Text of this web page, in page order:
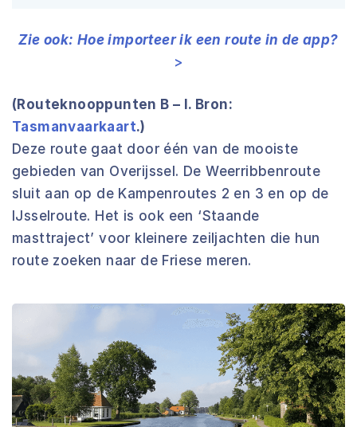
Zie ook: Hoe importeer ik een route in de app?
>
(Routeknooppunten B – I. Bron:
Tasmanvaarkaart.)
Deze route gaat door één van de mooiste
gebieden van Overijssel. De Weerribbenroute
sluit aan op de Kampenroutes 2 en 3 en op de
IJsselroute. Het is ook een ‘Staande
masttraject’ voor kleinere zeiljachten die hun
route zoeken naar de Friese meren.